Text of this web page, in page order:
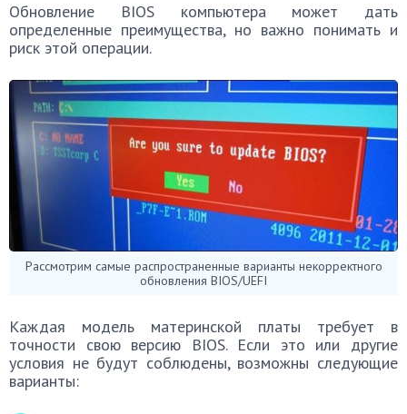
Обновление BIOS компьютера может дать
определенные преимущества, но важно понимать и
риск этой операции.
Рассмотрим самые распространенные варианты некорректного
обновления BIOS/UEFI
Каждая модель материнской платы требует в
точности свою версию BIOS. Если это или другие
условия не будут соблюдены, возможны следующие
варианты: